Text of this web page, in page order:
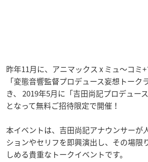
昨年11月に、アニマックス x ミュ〜コミ
「変態音響監督プロデュース妄想トーク
き、 2019年5月に「吉田尚記プロデュー
となって無料ご招待限定で開催！
本イベントは、吉田尚記アナウンサーが
ションやセリフを即興演出し、その場限
しめる貴重なトークイベントです。